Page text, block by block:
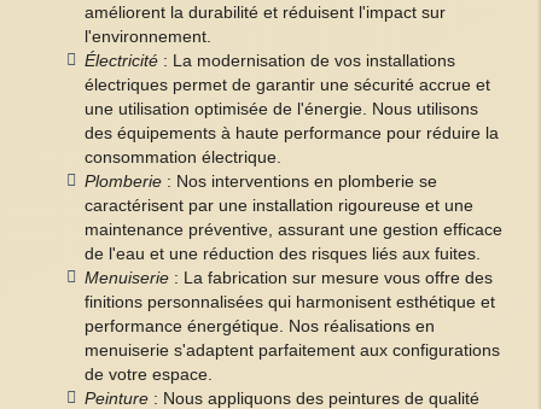
améliorent la durabilité et réduisent l'impact sur
l'environnement.
Électricité : La modernisation de vos installations
électriques permet de garantir une sécurité accrue et
une utilisation optimisée de l'énergie. Nous utilisons
des équipements à haute performance pour réduire la
consommation électrique.
Plomberie : Nos interventions en plomberie se
caractérisent par une installation rigoureuse et une
maintenance préventive, assurant une gestion efficace
de l'eau et une réduction des risques liés aux fuites.
Menuiserie : La fabrication sur mesure vous offre des
finitions personnalisées qui harmonisent esthétique et
performance énergétique. Nos réalisations en
menuiserie s'adaptent parfaitement aux configurations
de votre espace.
Peinture : Nous appliquons des peintures de qualité